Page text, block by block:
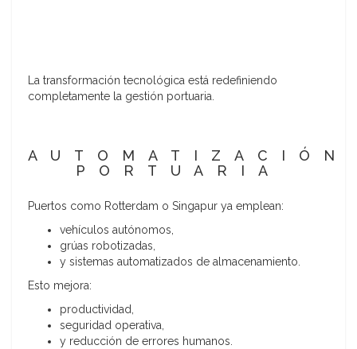
La transformación tecnológica está redefiniendo
completamente la gestión portuaria.
AUTOMATIZACIÓN
PORTUARIA
Puertos como Rotterdam o Singapur ya emplean:
vehículos autónomos,
grúas robotizadas,
y sistemas automatizados de almacenamiento.
Esto mejora:
productividad,
seguridad operativa,
y reducción de errores humanos.